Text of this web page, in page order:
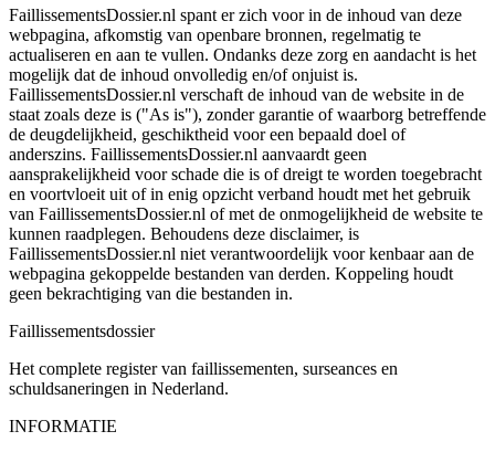
FaillissementsDossier.nl spant er zich voor in de inhoud van deze
webpagina, afkomstig van openbare bronnen, regelmatig te
actualiseren en aan te vullen. Ondanks deze zorg en aandacht is het
mogelijk dat de inhoud onvolledig en/of onjuist is.
FaillissementsDossier.nl verschaft de inhoud van de website in de
staat zoals deze is ("As is"), zonder garantie of waarborg betreffende
de deugdelijkheid, geschiktheid voor een bepaald doel of
anderszins. FaillissementsDossier.nl aanvaardt geen
aansprakelijkheid voor schade die is of dreigt te worden toegebracht
en voortvloeit uit of in enig opzicht verband houdt met het gebruik
van FaillissementsDossier.nl of met de onmogelijkheid de website te
kunnen raadplegen. Behoudens deze disclaimer, is
FaillissementsDossier.nl niet verantwoordelijk voor kenbaar aan de
webpagina gekoppelde bestanden van derden. Koppeling houdt
geen bekrachtiging van die bestanden in.
Faillissementsdossier
Het complete register van faillissementen, surseances en
schuldsaneringen in Nederland.
INFORMATIE